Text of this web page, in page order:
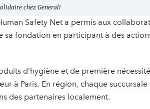
chez Generali
Safety Net a permis aux
sa fondation en participant à des
d'hygiène et de première
à Paris. En région, chaque
des partenaires localement.